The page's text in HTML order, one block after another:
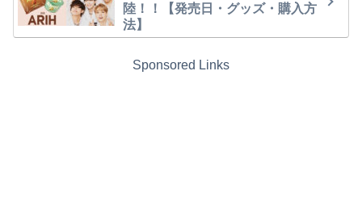
陸！！【発売日・グッズ・購入方
法】
Sponsored Links